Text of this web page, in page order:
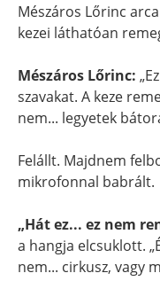
Mészáros Lőrinc
kezei láthatóan
Mészáros Lőrinc:
szavakat. A keze
nem... legyetek
Felállt. Majdnem
mikrofonnal babrált.
„Hát ez... ez nem
a hangja elcsuklott.
nem... cirkusz, vagy